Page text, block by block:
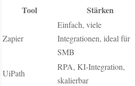
Tool Stärken
Zapier
Einfach, viele
Integrationen, ideal für
SMB
UiPath
RPA, KI-Integration,
skalierbar